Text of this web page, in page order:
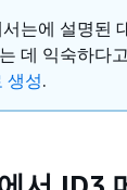
는에 설명된
데 익숙하다
생성.